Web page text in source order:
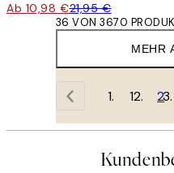
Ab 10,98 €21,95 €
MEHR
36 VON 3670
1 2